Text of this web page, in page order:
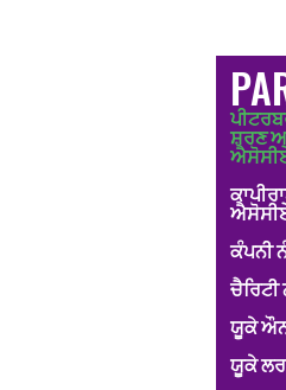
ਸ਼ਰਣ
ਕੰਪਨੀ
ਚੈਰਿਟੀ
ਯੂਕੇ
ਯੂਕੇ